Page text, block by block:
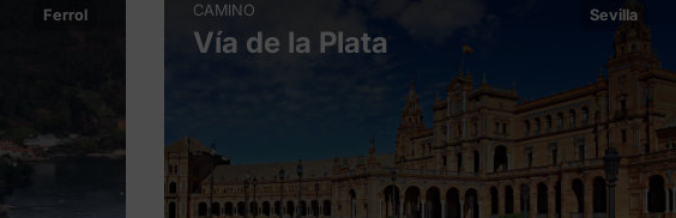
Ferrol CAMINO
Vía de la Plata
Sevilla